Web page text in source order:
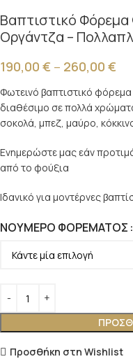
Βαπτιστικό Φόρεμα
Οργάντζα –
190,00 € – 260,00 €
Φωτεινό βαπτιστικό
διαθέσιμο σε πολλά
σοκολά, μπεζ, μαύρο,
Ενημερώστε μας εάν
από το φούξια
Ιδανικό για μοντέρνες
ΝΟΎΜΕΡΟ ΦΟΡΈΜΑΤΟΣ
Προσθήκη στη Wishlist